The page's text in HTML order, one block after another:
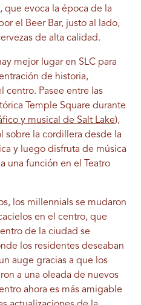
que evoca la época de la
el Beer Bar, justo al lado,
de alta calidad.
mejor lugar en SLC para
de historia,
centro. Pasee entre las
Temple Square durante
y musical de Salt Lake),
sobre la cordillera desde la
y luego disfruta de música
una función en el Teatro
los millennials se mudaron
en el centro, que
de la ciudad se
los residentes deseaban
auge gracias a que los
a una oleada de nuevos
ahora es más amigable